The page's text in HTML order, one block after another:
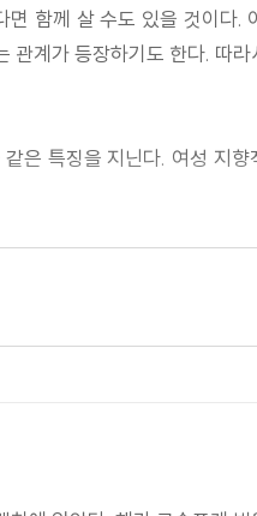
함께 살 수도 있을 것이다
관계가 등장하기도 한다. 따
은 특징을 지닌다. 여성 지
의하지 못하겠다면, 상대해주
요소를 결합한다. 불길함과